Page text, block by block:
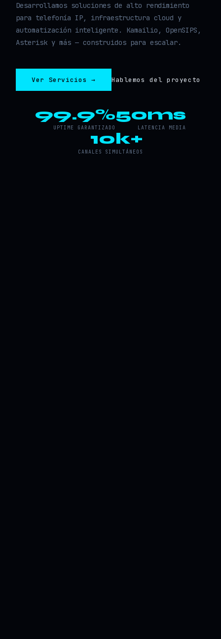
Desarrollamos soluciones de alto rendimiento
para telefonía IP, infraestructura cloud y
automatización inteligente. Kamailio, OpenSIPS,
Asterisk y más — construidos para escalar.
Ver Servicios → Hablemos del proyecto
99.9%
UPTIME GARANTIZADO
50ms
LATENCIA MEDIA
10k+
CANALES SIMULTÁNEOS